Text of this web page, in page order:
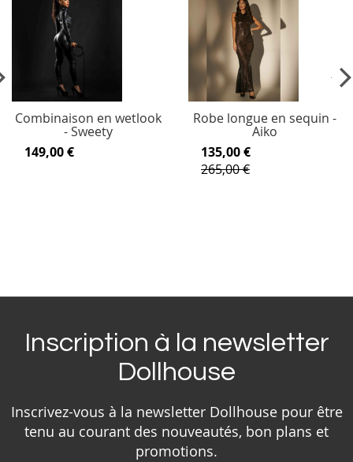
Combinaison en wetlook
- Sweety
149,00 €
Robe longue en sequin -
Aiko
135,00 €
265,00 €
Inscription à la newsletter
Dollhouse
Inscrivez-vous à la newsletter Dollhouse pour être
tenu au courant des nouveautés, bon plans et
promotions.